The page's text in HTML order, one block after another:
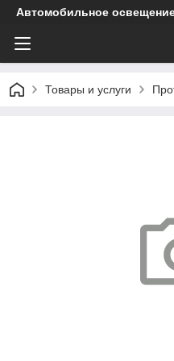
Автомобильное
Товары и услуги